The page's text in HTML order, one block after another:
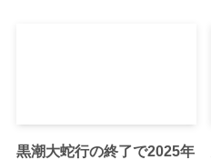
黒潮大蛇行の終了で2025年